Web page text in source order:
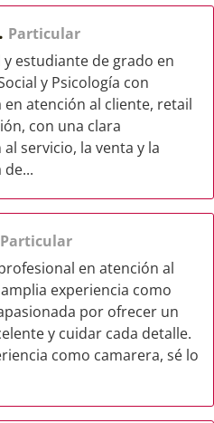
Particular
estudiante de grado en
y Psicología con
en atención al cliente, retail
con una clara
servicio, la venta y la
Particular
en atención al
experiencia como
por ofrecer un
y cuidar cada detalle.
como camarera, sé lo